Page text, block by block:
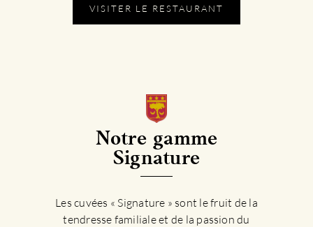
VISITER LE RESTAURANT
Notre gamme
Signature
Les cuvées « Signature » sont le fruit de la
tendresse familiale et de la passion du